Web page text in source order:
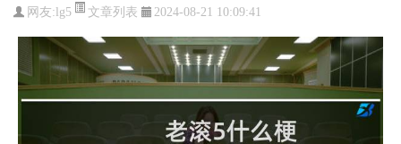
网友:lg5 文章列表 2024-08-21 10:09:41